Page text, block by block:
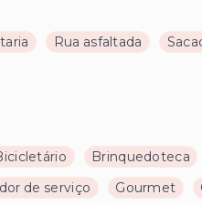
Rua asfaltada
Brinquedoteca
de serviço Gourmet